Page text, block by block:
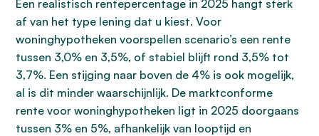
Een realistisch rentepercentage in 2025 hangt sterk
af van het type lening dat u kiest. Voor
woninghypotheken voorspellen scenario’s een rente
tussen 3,0% en 3,5%, of stabiel blijft rond 3,5% tot
3,7%. Een stijging naar boven de 4% is ook mogelijk,
al is dit minder waarschijnlijk. De marktconforme
rente voor woninghypotheken ligt in 2025 doorgaans
tussen 3% en 5%, afhankelijk van looptijd en